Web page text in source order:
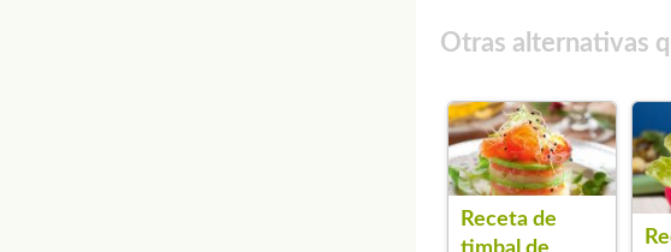
Otras alternativas
Receta de